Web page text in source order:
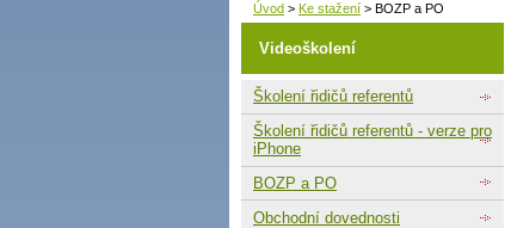
Úvod > Ke stažení > BOZP a PO
Videoškolení
Školení řidičů referentů
Školení řidičů referentů - verze pro
iPhone
BOZP a PO
Obchodní dovednosti